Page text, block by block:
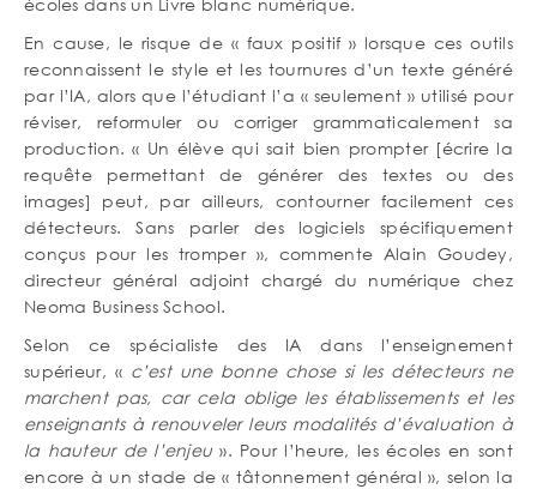
En cause, le risque de « faux positif » lorsque ces outils
reconnaissent le style et les tournures d’un texte généré
par l’IA, alors que l’étudiant l’a « seulement » utilisé pour
réviser, reformuler ou corriger grammaticalement sa
production. « Un élève qui sait bien prompter [écrire la
requête permettant de générer des textes ou des
images] peut, par ailleurs, contourner facilement ces
détecteurs. Sans parler des logiciels spécifiquement
conçus pour les tromper », commente Alain Goudey,
directeur général adjoint chargé du numérique chez
Neoma Business School.
Selon ce spécialiste des IA dans l’enseignement
supérieur, « c’est une bonne chose si les détecteurs ne
marchent pas, car cela oblige les établissements et les
enseignants à renouveler leurs modalités d’évaluation à
la hauteur de l’enjeu ». Pour l’heure, les écoles en sont
encore à un stade de « tâtonnement général », selon la